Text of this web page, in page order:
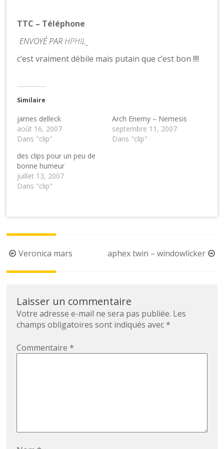
TTC – Téléphone
ENVOYÉ PAR HPHIL_
c’est vraiment débile mais putain que c’est bon !!!!
Similaire
james delleck
août 16, 2007
Dans "clip"
Arch Enemy – Nemesis
septembre 11, 2007
Dans "clip"
des clips pour un peu de
bonne humeur
juillet 13, 2007
Dans "clip"
Post
navigation
Veronica mars aphex twin – windowlicker
Laisser un commentaire
Votre adresse e-mail ne sera pas publiée. Les
champs obligatoires sont indiqués avec*
Commentaire*